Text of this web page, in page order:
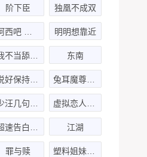
阶下臣 独凰不成双
明明想靠近
我不当舔狗好多年 东南
说好保持距离的呢
江湖
罪与赎